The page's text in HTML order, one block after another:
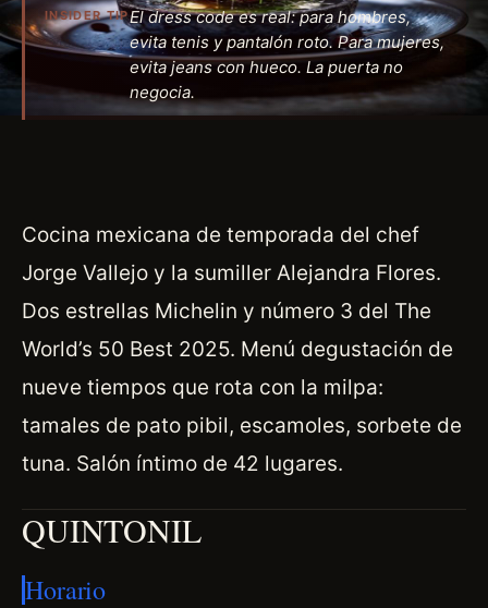
INSIDER TIPEl dress code es real: para hombres,
evita tenis y pantalón roto. Para mujeres,
evita jeans con hueco. La puerta no
negocia.
Cocina mexicana de temporada del chef
Jorge Vallejo y la sumiller Alejandra Flores.
Dos estrellas Michelin y número 3 del The
World’s 50 Best 2025. Menú degustación de
nueve tiempos que rota con la milpa:
tamales de pato pibil, escamoles, sorbete de
tuna. Salón íntimo de 42 lugares.
QUINTONIL
Horario